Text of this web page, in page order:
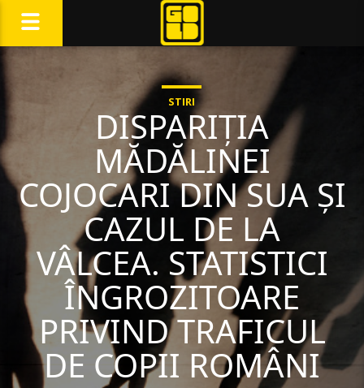
STIRI
DISPARIȚIA
MĂDĂLINEI
COJOCARI DIN SUA ȘI
CAZUL DE LA
VÂLCEA. STATISTICI
ÎNGROZITOARE
PRIVIND TRAFICUL
DE COPII ROMÂNI